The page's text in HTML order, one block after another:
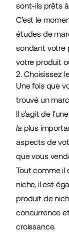
sont-ils prêts
C’est le
études de
sondant votre
votre produit
2. Choisissez
Une fois que
trouvé un
Il s'agit de
la plus
aspects de
que vous
Tout comme il
niche, il est
produit de
concurrence
croissance.